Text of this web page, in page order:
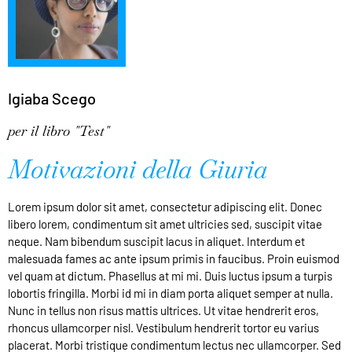
Igiaba Scego
per il libro "Test"
Motivazioni della Giuria
Lorem ipsum dolor sit amet, consectetur adipiscing elit. Donec
libero lorem, condimentum sit amet ultricies sed, suscipit vitae
neque. Nam bibendum suscipit lacus in aliquet. Interdum et
malesuada fames ac ante ipsum primis in faucibus. Proin euismod
vel quam at dictum. Phasellus at mi mi. Duis luctus ipsum a turpis
lobortis fringilla. Morbi id mi in diam porta aliquet semper at nulla.
Nunc in tellus non risus mattis ultrices. Ut vitae hendrerit eros,
rhoncus ullamcorper nisl. Vestibulum hendrerit tortor eu varius
placerat. Morbi tristique condimentum lectus nec ullamcorper. Sed